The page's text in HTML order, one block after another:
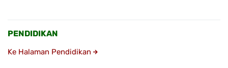
PENDIDIKAN
Ke Halaman Pendidikan